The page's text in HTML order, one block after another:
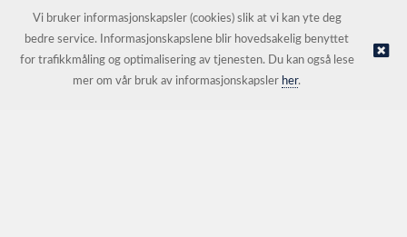
© Aquatools As |Nettbutikk levert av Kréatif
Vi bruker informasjonskapsler (cookies) slik at vi kan yte deg
bedre service. Informasjonskapslene blir hovedsakelig benyttet
for trafikkmåling og optimalisering av tjenesten. Du kan også lese
mer om vår bruk av informasjonskapsler her.